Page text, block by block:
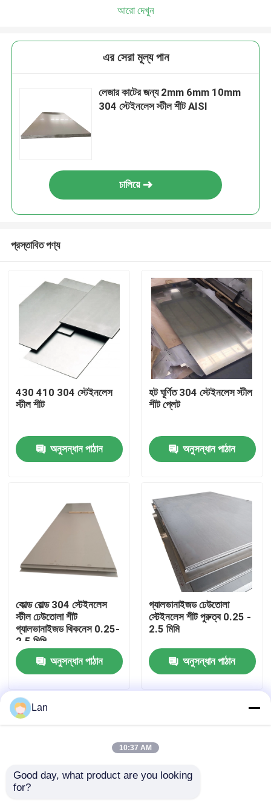
বাড়ি
পরিচিতি
পণ্য
ভিডিও
304 স্টেইনলেস স্টীল শীট
316 স্টেইনলেস স্টীল শীট
201 স্টেইনলেস স্টীল শীট
আরো দেখুন
এর সেরা মূল্য পান
লেজার কাটের জন্য 2mm 6mm 10mm
304 স্টেইনলেস স্টীল শীট AISI
চালিয়ে
প্রস্তাবিত পণ্য
430 410 304 স্টেইনলেস
স্টীল শীট
অনুসন্ধান পাঠান
হট ঘূর্ণিত 304 স্টেইনলেস স্টীল
শীট প্লেট
অনুসন্ধান পাঠান
কোল্ড রোল্ড 304 স্টেইনলেস
স্টীল ঢেউতোলা শীট
গ্যালভানাইজড থিকনেস 0.25-
2.5 মিমি
অনুসন্ধান পাঠান
গ্যালভানাইজড ঢেউতোলা
স্টেইনলেস শীট পুরুত্ব 0.25 -
2.5 মিমি
অনুসন্ধান পাঠান
Lan
10:37 AM
Good day, what product are you looking
for?